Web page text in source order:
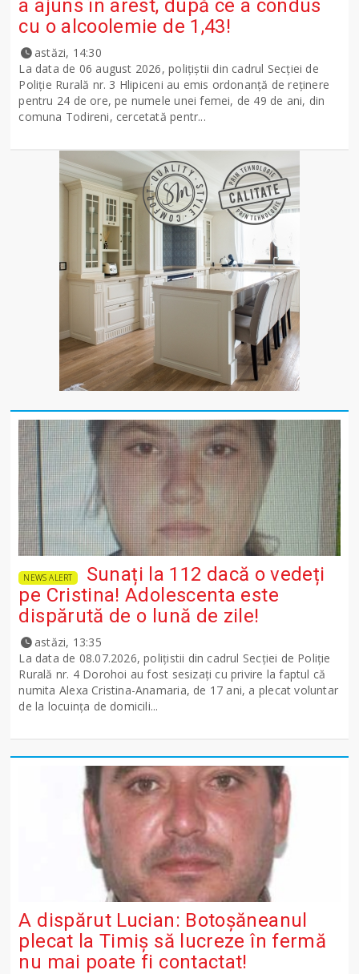
a ajuns în arest, după ce a condus
cu o alcoolemie de 1,43!
astăzi, 14:30
La data de 06 august 2026, polițiștii din cadrul Secției de
Poliție Rurală nr. 3 Hlipiceni au emis ordonanță de reținere
pentru 24 de ore, pe numele unei femei, de 49 de ani, din
comuna Todireni, cercetată pentr...
NEWS ALERT
Sunați la 112 dacă o vedeți
pe Cristina! Adolescenta este
dispărută de o lună de zile!
astăzi, 13:35
La data de 08.07.2026, polițistii din cadrul Secției de Poliție
Rurală nr. 4 Dorohoi au fost sesizați cu privire la faptul că
numita Alexa Cristina-Anamaria, de 17 ani, a plecat voluntar
de la locuința de domicili...
A dispărut Lucian: Botoșăneanul
plecat la Timiș să lucreze în fermă
nu mai poate fi contactat!